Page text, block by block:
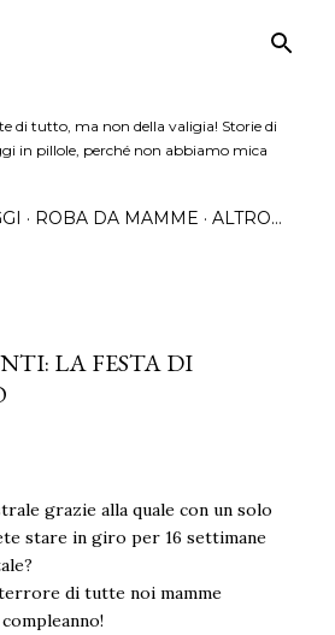
di tutto, ma non della valigia! Storie di
in pillole, perché non abbiamo mica
ROBA DA MAMME ALTRO…
LA FESTA DI
grazie alla quale con un solo
stare in giro per 16 settimane
di tutte noi mamme